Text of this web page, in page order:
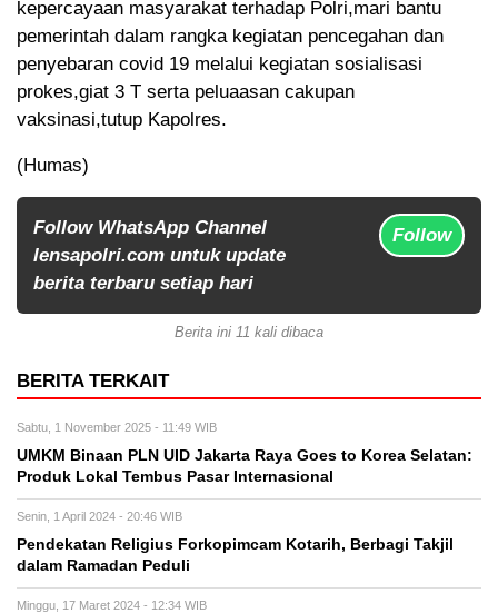
kepercayaan masyarakat terhadap Polri,mari bantu
pemerintah dalam rangka kegiatan pencegahan dan
penyebaran covid 19 melalui kegiatan sosialisasi
prokes,giat 3 T serta peluaasan cakupan
vaksinasi,tutup Kapolres.
(Humas)
Follow WhatsApp Channel
lensapolri.com untuk update
berita terbaru setiap hari
Follow
Berita ini 11 kali dibaca
BERITA TERKAIT
Sabtu, 1 November 2025 - 11:49 WIB
UMKM Binaan PLN UID Jakarta Raya Goes to Korea Selatan:
Produk Lokal Tembus Pasar Internasional
Senin, 1 April 2024 - 20:46 WIB
Pendekatan Religius Forkopimcam Kotarih, Berbagi Takjil
dalam Ramadan Peduli
Minggu, 17 Maret 2024 - 12:34 WIB